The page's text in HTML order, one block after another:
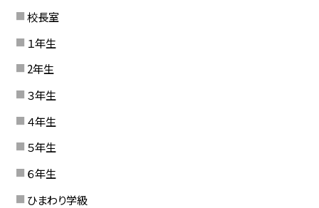
校長室
１年生
2年生
３年生
４年生
５年生
６年生
ひまわり学級